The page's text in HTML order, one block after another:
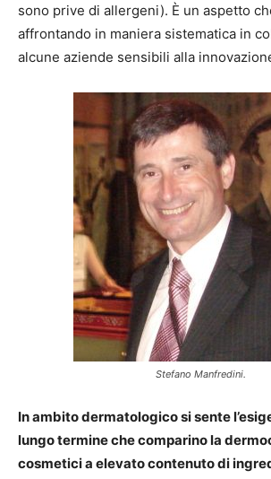
sono prive di allergeni). È un aspetto
affrontando in maniera sistematica in
alcune aziende sensibili alla
Stefano Manfredini.
In ambito dermatologico si sente
lungo termine che comparino la
cosmetici a elevato contenuto di